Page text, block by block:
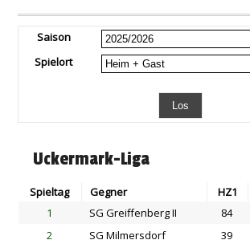
Saison
Spielort
Uckermark-Liga
Spieltag Gegner HZ1
1
SG Greiffenberg II 84
2
SG Milmersdorf 39